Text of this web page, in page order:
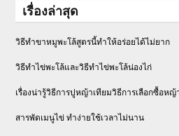
เรื่องล่าสุด
วิธีทำขาหมูพะโล้สูตรนี้ทำให้อร่อยได้ไม่ยาก
วิธีทําไข่พะโล้และวิธีทำไข่พะโล้น่องไก่
เรื่องน่ารู้วิธีการปูหญ้าเทียมวิธีการเลือกซื้อหญ้
สารพัดเมนูไข่ ทำง่ายใช้เวลาไม่นาน